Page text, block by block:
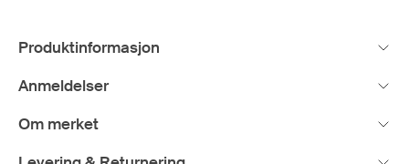
Produktinformasjon
Anmeldelser
Om merket